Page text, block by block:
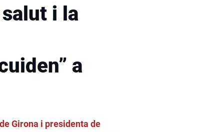
i la
a
Girona i presidenta de